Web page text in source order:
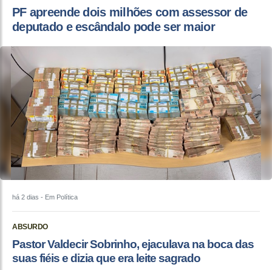
PF apreende dois milhões com assessor de
deputado e escândalo pode ser maior
há 2 dias - Em Política
ABSURDO
Pastor Valdecir Sobrinho, ejaculava na boca das
suas fiéis e dizia que era leite sagrado